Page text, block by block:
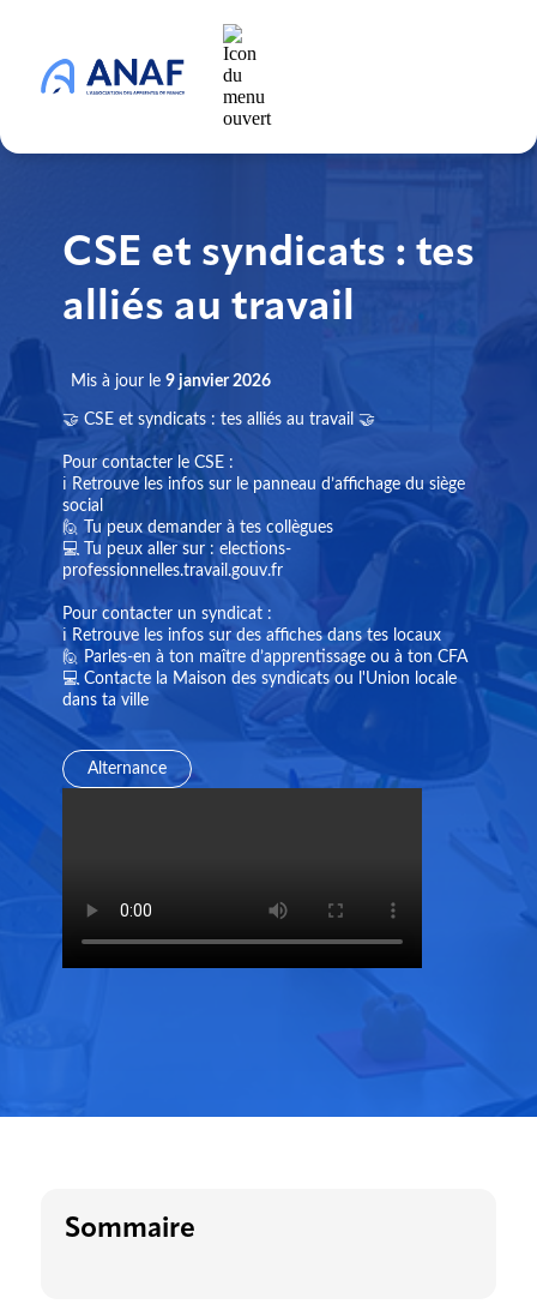
CSE et syndicats : tes
alliés au travail
Mis à jour le 9 janvier 2026
🤝 CSE et syndicats : tes alliés au travail 🤝
Pour contacter le CSE :
ℹ️ Retrouve les infos sur le panneau d’affichage du siège
social
🙋 Tu peux demander à tes collègues
💻 Tu peux aller sur : elections-
professionnelles.travail.gouv.fr
Pour contacter un syndicat :
ℹ️ Retrouve les infos sur des affiches dans tes locaux
🙋 Parles-en à ton maître d’apprentissage ou à ton CFA
💻 Contacte la Maison des syndicats ou l'Union locale
dans ta ville
Alternance
Sommaire